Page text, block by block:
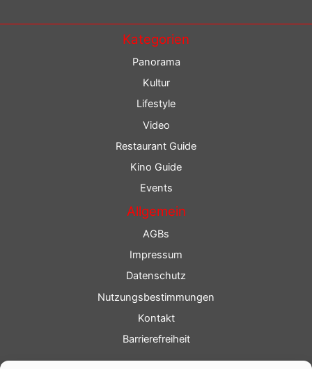
Kategorien
Panorama
Kultur
Lifestyle
Video
Restaurant Guide
Kino Guide
Events
Allgemein
AGBs
Impressum
Datenschutz
Nutzungsbestimmungen
Kontakt
Barrierefreiheit